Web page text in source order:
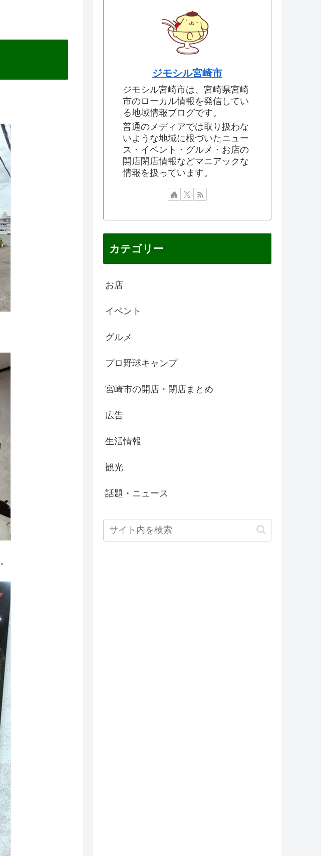
ジモシル宮崎市
ジモシル宮崎市は、宮崎県宮崎
市のローカル情報を発信してい
る地域情報ブログです。
普通のメディアでは取り扱わな
いような地域に根づいたニュー
ス・イベント・グルメ・お店の
開店閉店情報などマニアックな
情報を扱っています。
カテゴリー
お店
イベント
グルメ
プロ野球キャンプ
宮崎市の開店・閉店まとめ
広告
生活情報
観光
話題・ニュース